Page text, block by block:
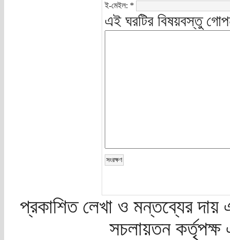
ই-মেইল: *
এই ঘরটির বিষয়বস্তু
প্রকাশিত লেখা ও মন্তব্যের দায়
সচলায়তন